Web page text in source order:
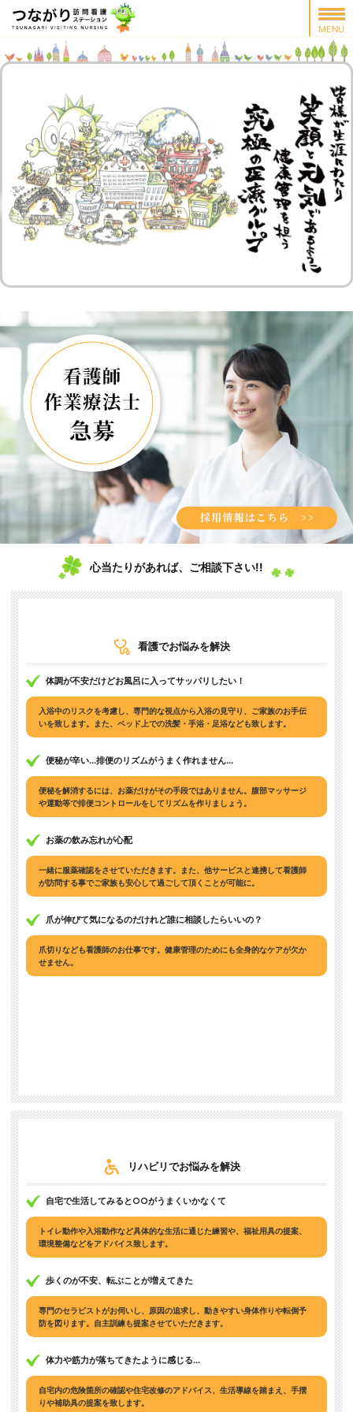
心当たりがあれば、ご相談下さい!!
看護でお悩みを解決
体調が不安だけどお風呂に入ってサッパリしたい！
入浴中のリスクを考慮し、専門的な視点から入浴の見守り、ご家族のお手伝
いを致します。また、ベッド上での洗髪・手浴・足浴なども致します。
便秘が辛い...排便のリズムがうまく作れません...
便秘を解消するには、お薬だけがその手段ではありません。腹部マッサージ
や運動等で排便コントロールをしてリズムを作りましょう。
お薬の飲み忘れが心配
一緒に服薬確認をさせていただきます。また、他サービスと連携して看護師
が訪問する事でご家族も安心して過ごして頂くことが可能に。
爪が伸びて気になるのだけれど誰に相談したらいいの？
爪切りなども看護師のお仕事です。健康管理のためにも全身的なケアが欠か
せません。
リハビリでお悩みを解決
自宅で生活してみると○○がうまくいかなくて
トイレ動作や入浴動作など具体的な生活に通じた練習や、福祉用具の提案、
環境整備などをアドバイス致します。
歩くのが不安、転ぶことが増えてきた
専門のセラピストがお伺いし、原因の追求し、動きやすい身体作りや転倒予
防を図ります。自主訓練も提案させていただきます。
体力や筋力が落ちてきたように感じる...
自宅内の危険箇所の確認や住宅改修のアドバイス、生活導線を踏まえ、手摺
りや補助具の提案を致します。